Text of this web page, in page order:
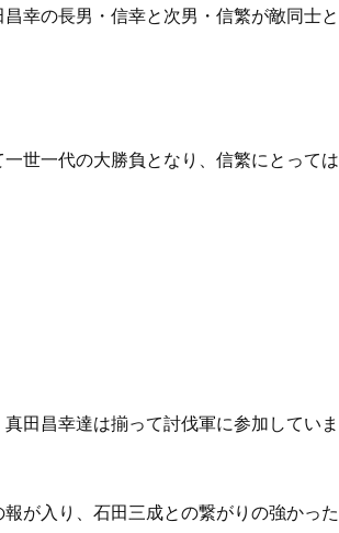
幸の長男・信幸と次男・信繁が敵同士と
世一代の大勝負となり、信繁にとっては
田昌幸達は揃って討伐軍に参加していま
が入り、石田三成との繋がりの強かった